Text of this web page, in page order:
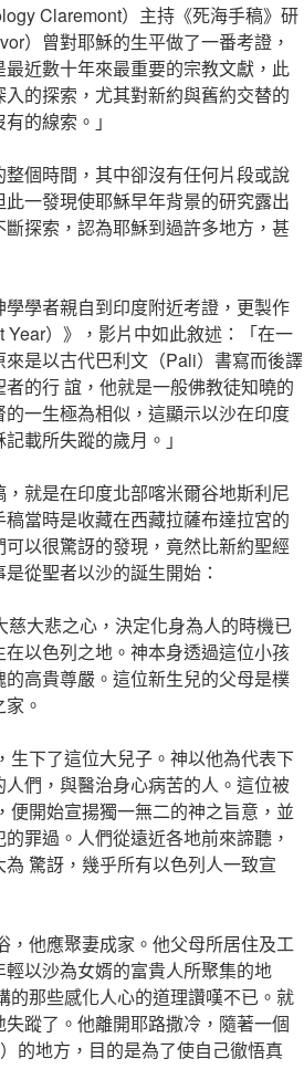
Claremont）主持《死海手稿》研
）曾對耶穌的生平做了一番考證，
近數十年來最重要的宗教文獻，此
的探索，尤其對新約與舊約交替的
的線索。」
整個時間，其中卻沒有任何片段或說
一發現使耶穌早年背景的研究露出
探索，認為耶穌到過許多地方，甚
學者親自到印度附近考證，更製作
）》，影片中如此敘述：「在一
是以古代巴利文（Pali）書寫而後譯
的行 誼，他就是一般佛教徒知曉的
一生極為相似，這顯示以沙在印度
載所失蹤的歲月。」
就是在印度北部喀米爾谷地斯利尼
當時是收藏在西藏拉薩布達拉宮的
以很驚訝的發現，竟然比新約聖經
從聖者以沙的誕生開始：
大悲之心，決定化身為人的時機已
以色列之地。神本身透過這位小孩
高貴尊嚴。這位新生兒的父母是樸
。
生下了這位大兒子。神以他為代表下
們，與醫治身心病苦的人。這位被
開始宣揚獨一無二的神之旨意，並
罪過。人們從遠近各地前來諦聽，
驚訝，幾乎所有以色列人一致宣
，他應聚妻成家。他父母所居住及工
以沙為女婿的富貴人所聚集的地
的那些感化人心的道理讚嘆不已。就
蹤了。他離開耶路撒冷，隨著一個
的地方，目的是為了使自己徹悟真